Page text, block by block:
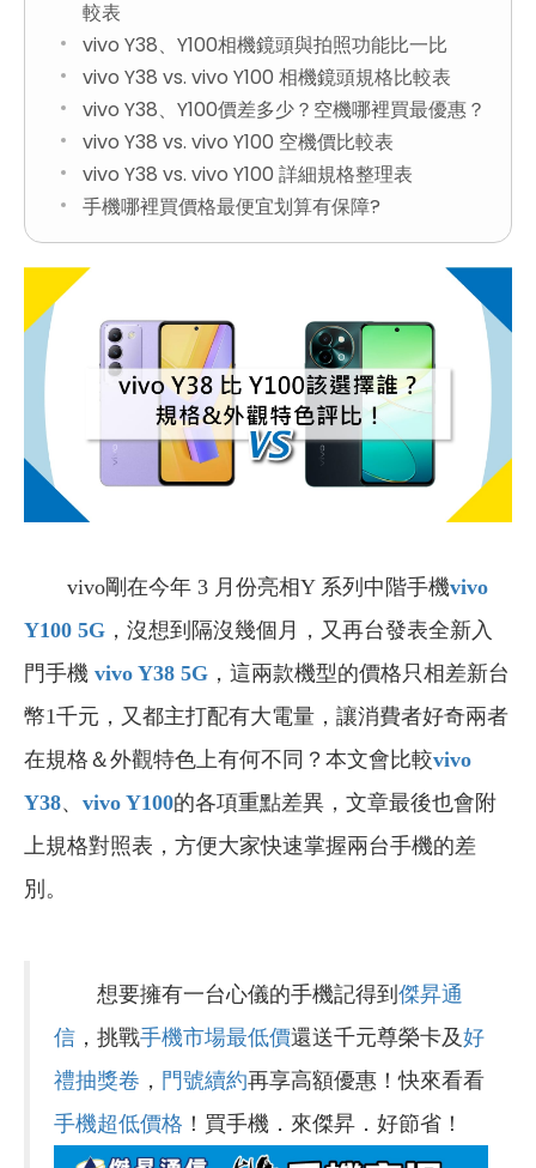
較表
vivo Y38、Y100相機鏡頭與拍照功能比一比
vivo Y38 vs. vivo Y100 相機鏡頭規格比較表
vivo Y38、Y100價差多少？空機哪裡買最優惠？
vivo Y38 vs. vivo Y100 空機價比較表
vivo Y38 vs. vivo Y100 詳細規格整理表
手機哪裡買價格最便宜划算有保障?
vivo剛在今年 3 月份亮相Y 系列中階手機vivo
Y100 5G ，沒想到隔沒幾個月，又再台發表全新入
門手機 vivo Y38 5G ，這兩款機型的價格只相差新台
幣1千元，又都主打配有大電量，讓消費者好奇兩者
在規格＆外觀特色上有何不同？本文會比較vivo
Y38、 vivo Y100的各項重點差異，文章最後也會附
上規格對照表，方便大家快速掌握兩台手機的差
別。
想要擁有一台心儀的手機記得到 傑昇通
信 ，挑戰手機市場最低價還送千元尊榮卡及好
禮抽獎卷 ， 門號續約再享高額優惠！快來看看
手機超低價格 ！買手機．來傑昇．好節省！